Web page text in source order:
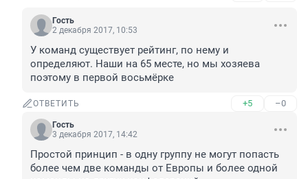
Гость
2 декабря 2017, 10:53
У команд существует рейтинг, по нему и
определяют. Наши на 65 месте, но мы хозяева
поэтому в первой восьмёрке
ОТВЕТИТЬ +5 –0
Гость
3 декабря 2017, 14:42
Простой принцип - в одну группу не могут попасть
более чем две команды от Европы и более одной